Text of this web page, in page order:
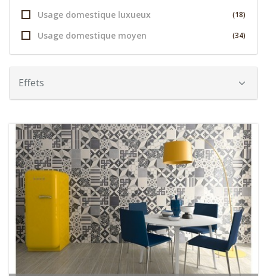
Usage domestique luxueux (18)
Usage domestique moyen (34)
Effets